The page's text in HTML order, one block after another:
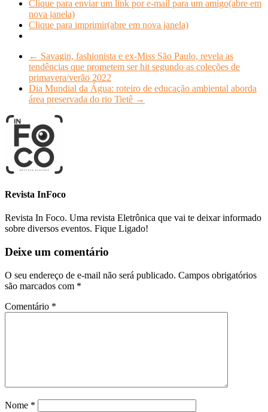
Clique para enviar um link por e-mail para um amigo(abre em
nova janela)
Clique para imprimir(abre em nova janela)
← Savagin, fashionista e ex-Miss São Paulo, revela as
tendências que prometem ser hit segundo as coleções de
primavera/verão 2022
Dia Mundial da Água: roteiro de educação ambiental aborda
área preservada do rio Tietê →
Revista InFoco
Revista In Foco. Uma revista Eletrônica que vai te deixar informado
sobre diversos eventos. Fique Ligado!
Deixe um comentário
O seu endereço de e-mail não será publicado. Campos obrigatórios
são marcados com *
Comentário *
Nome *